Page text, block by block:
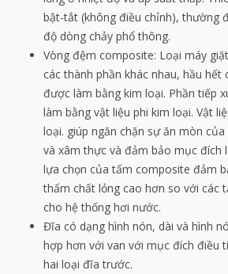
bật-tắt (không điều chỉnh), thường
độ dòng chảy phổ thông.
Vòng đệm composite: Loại máy
các thành phần khác nhau, hầu hết
được làm bằng kim loại. Phần tiếp
làm bằng vật liệu phi kim loại. Vật
loại. giúp ngăn chặn sự ăn mòn
và xâm thực và đảm bảo mục đích
lựa chọn của tấm composite đảm
thấm chất lỏng cao hơn so với các
cho hệ thống hơi nước.
Đĩa có dạng hình nón, dài và hình
hợp hơn với van với mục đích điều
hai loại đĩa trước.